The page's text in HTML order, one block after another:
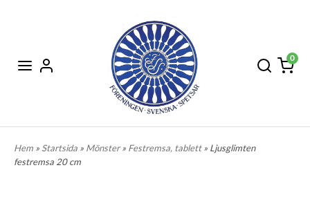
0
Hem » Startsida » Mönster» Festremsa, tablett» Ljusglimten
festremsa 20 cm